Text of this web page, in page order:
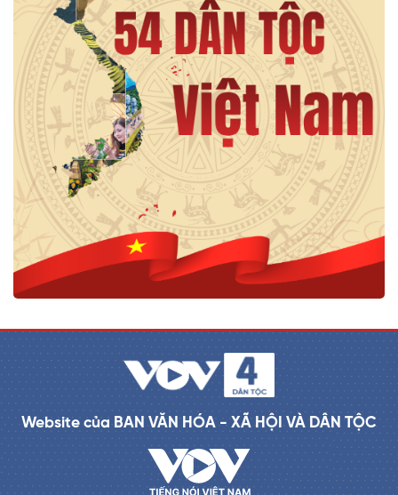
Website của BAN VĂN HÓA - XÃ HỘI VÀ DÂN TỘC